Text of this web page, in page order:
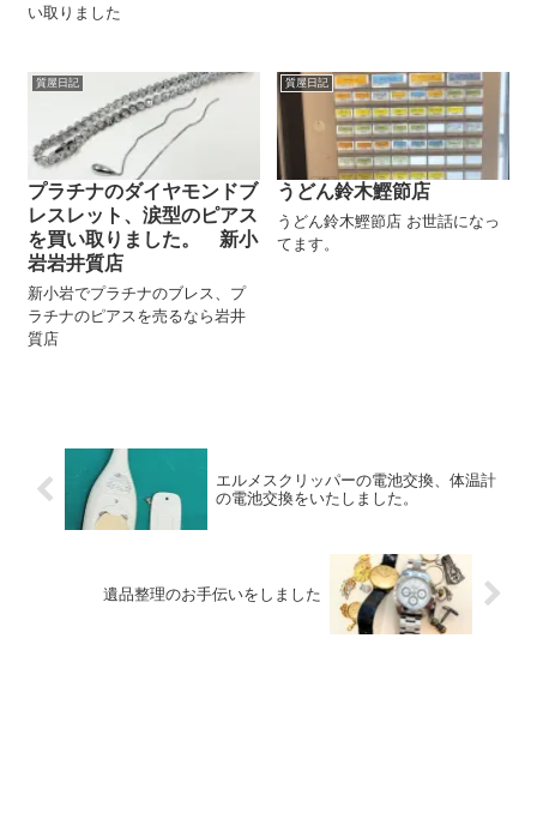
い取りました
質屋日記
プラチナのダイヤモンドブ
レスレット、涙型のピアス
を買い取りました。 新小
岩岩井質店
新小岩でプラチナのブレス、プ
ラチナのピアスを売るなら岩井
質店
質屋日記
うどん鈴木鰹節店
うどん鈴木鰹節店 お世話になっ
てます。
エルメスクリッパーの電池交換、体温計
の電池交換をいたしました。
遺品整理のお手伝いをしました